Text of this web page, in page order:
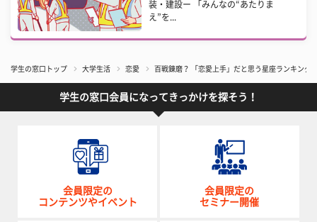
装・建設ー 「みんなの“あたりま
え”を...
学生の窓口トップ 大学生活 恋愛 百戦錬磨？ 「恋愛上手」だと思う星座ランキン
学生の窓口会員になってきっかけを探そう！
会員限定の
コンテンツやイベント
会員限定の
セミナー開催